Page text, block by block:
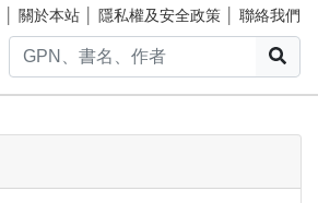
關於本站 隱私權及安全政策 聯絡我們